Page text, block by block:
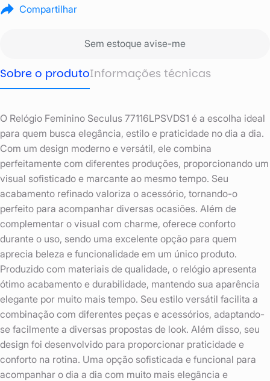
Compartilhar
Sem estoque avise-me
Sobre o produtoInformações técnicas
O Relógio Feminino Seculus 77116LPSVDS1 é a escolha ideal
para quem busca elegância, estilo e praticidade no dia a dia.
Com um design moderno e versátil, ele combina
perfeitamente com diferentes produções, proporcionando um
visual sofisticado e marcante ao mesmo tempo. Seu
acabamento refinado valoriza o acessório, tornando-o
perfeito para acompanhar diversas ocasiões. Além de
complementar o visual com charme, oferece conforto
durante o uso, sendo uma excelente opção para quem
aprecia beleza e funcionalidade em um único produto.
Produzido com materiais de qualidade, o relógio apresenta
ótimo acabamento e durabilidade, mantendo sua aparência
elegante por muito mais tempo. Seu estilo versátil facilita a
combinação com diferentes peças e acessórios, adaptando-
se facilmente a diversas propostas de look. Além disso, seu
design foi desenvolvido para proporcionar praticidade e
conforto na rotina. Uma opção sofisticada e funcional para
acompanhar o dia a dia com muito mais elegância e